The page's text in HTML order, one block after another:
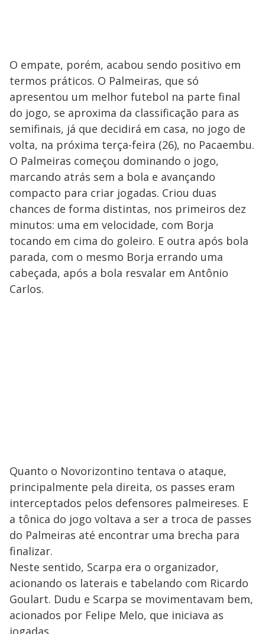
O empate, porém, acabou sendo positivo em
termos práticos. O Palmeiras, que só
apresentou um melhor futebol na parte final
do jogo, se aproxima da classificação para as
semifinais, já que decidirá em casa, no jogo de
volta, na próxima terça-feira (26), no Pacaembu.
O Palmeiras começou dominando o jogo,
marcando atrás sem a bola e avançando
compacto para criar jogadas. Criou duas
chances de forma distintas, nos primeiros dez
minutos: uma em velocidade, com Borja
tocando em cima do goleiro. E outra após bola
parada, com o mesmo Borja errando uma
cabeçada, após a bola resvalar em Antônio
Carlos.
Quanto o Novorizontino tentava o ataque,
principalmente pela direita, os passes eram
interceptados pelos defensores palmeireses. E
a tônica do jogo voltava a ser a troca de passes
do Palmeiras até encontrar uma brecha para
finalizar.
Neste sentido, Scarpa era o organizador,
acionando os laterais e tabelando com Ricardo
Goulart. Dudu e Scarpa se movimentavam bem,
acionados por Felipe Melo, que iniciava as
jogadas.